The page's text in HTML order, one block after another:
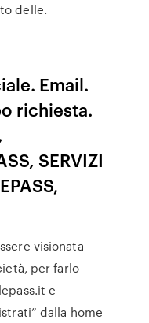
delle.
Email.
richiesta.
SERVIZI
visionata
per farlo
e
dalla home